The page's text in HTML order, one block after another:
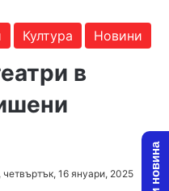
Култура Новини
в
16 януари, 2025